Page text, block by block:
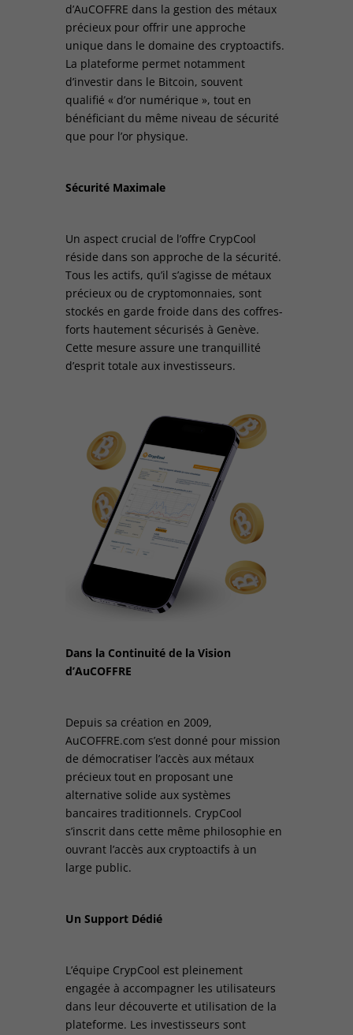
d’AuCOFFRE dans la gestion des métaux
précieux pour offrir une approche
unique dans le domaine des cryptoactifs.
La plateforme permet notamment
d’investir dans le Bitcoin, souvent
qualifié « d’or numérique », tout en
bénéficiant du même niveau de sécurité
que pour l’or physique.
Sécurité Maximale
Un aspect crucial de l’offre CrypCool
réside dans son approche de la sécurité.
Tous les actifs, qu’il s’agisse de métaux
précieux ou de cryptomonnaies, sont
stockés en garde froide dans des coffres-
forts hautement sécurisés à Genève.
Cette mesure assure une tranquillité
d’esprit totale aux investisseurs.
Dans la Continuité de la Vision
d’AuCOFFRE
Depuis sa création en 2009,
AuCOFFRE.com s’est donné pour mission
de démocratiser l’accès aux métaux
précieux tout en proposant une
alternative solide aux systèmes
bancaires traditionnels. CrypCool
s’inscrit dans cette même philosophie en
ouvrant l’accès aux cryptoactifs à un
large public.
Un Support Dédié
L’équipe CrypCool est pleinement
engagée à accompagner les utilisateurs
dans leur découverte et utilisation de la
plateforme. Les investisseurs sont